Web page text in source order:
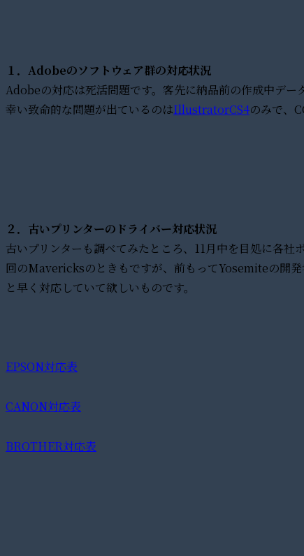
１．Adobeのソフトウェア群の対応状況
Adobeの対応は死活問題です。客先に納品前の作成中デー
幸い致命的な問題が出ているのはIllustratorCS4のみで、
２．古いプリンターのドライバー対応状況
古いプリンターも調べてみたところ、11月中を目処に各
回のMavericksのときもですが、前もってYosemiteの開
と早く対応していて欲しいものです。
EPSON対応表
CANON対応表
BROTHER対応表